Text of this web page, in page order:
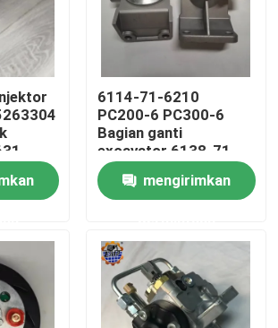
6114-71-6210
PC200-6 PC300-6
Bagian ganti
excavator 6138-71-
6110 kepala filter
bahan bakarmengirimkan